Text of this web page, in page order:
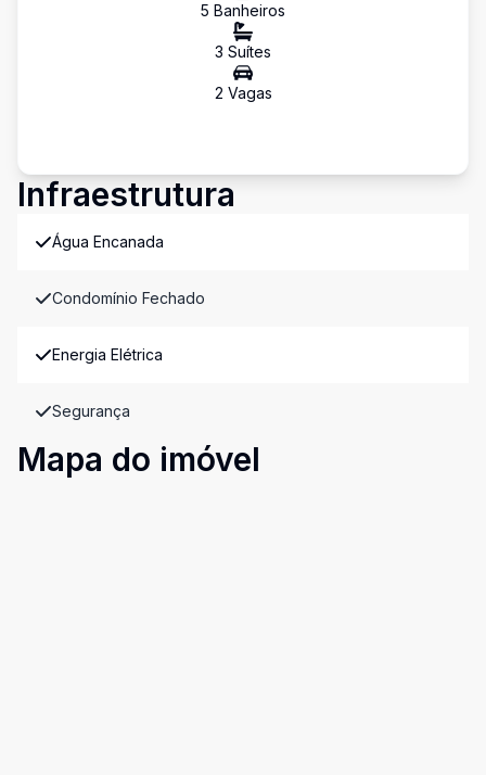
5 Banheiros
3 Suítes
2 Vagas
Infraestrutura
Água Encanada
Condomínio Fechado
Energia Elétrica
Segurança
Mapa do imóvel